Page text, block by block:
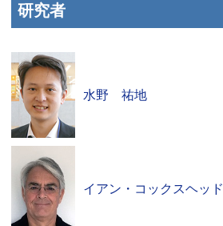
研究者
水野 祐地
イアン・コックスヘッド